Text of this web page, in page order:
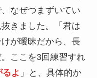
なぜつまずいてい
きました。「君は
が曖昧だから、長
ここを3回練習すれ
よ 」と、具体的か